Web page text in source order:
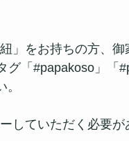
」をお持ちの方、
グ「#papakoso」「
していただく必要が